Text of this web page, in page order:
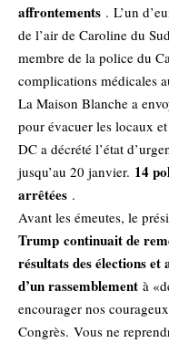
affrontements . L’un
de l’air de Caroline du
membre de la police du
complications médicales
La Maison Blanche a
pour évacuer les locaux
DC a décrété l’état
jusqu’au 20 janvier. 14
arrêtées .
Avant les émeutes, le
Trump continuait de
résultats des élections et
d’un rassemblement à
encourager nos
Congrès. Vous ne